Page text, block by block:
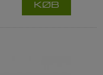
KØB